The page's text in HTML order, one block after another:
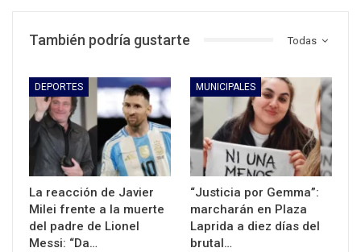
Todas
También podría gustarte
DEPORTES
La reacción de Javier
Milei frente a la muerte
del padre de Lionel
Messi: “Da…
MUNICIPALES
“Justicia por Gemma”:
marcharán en Plaza
Laprida a diez días del
brutal…